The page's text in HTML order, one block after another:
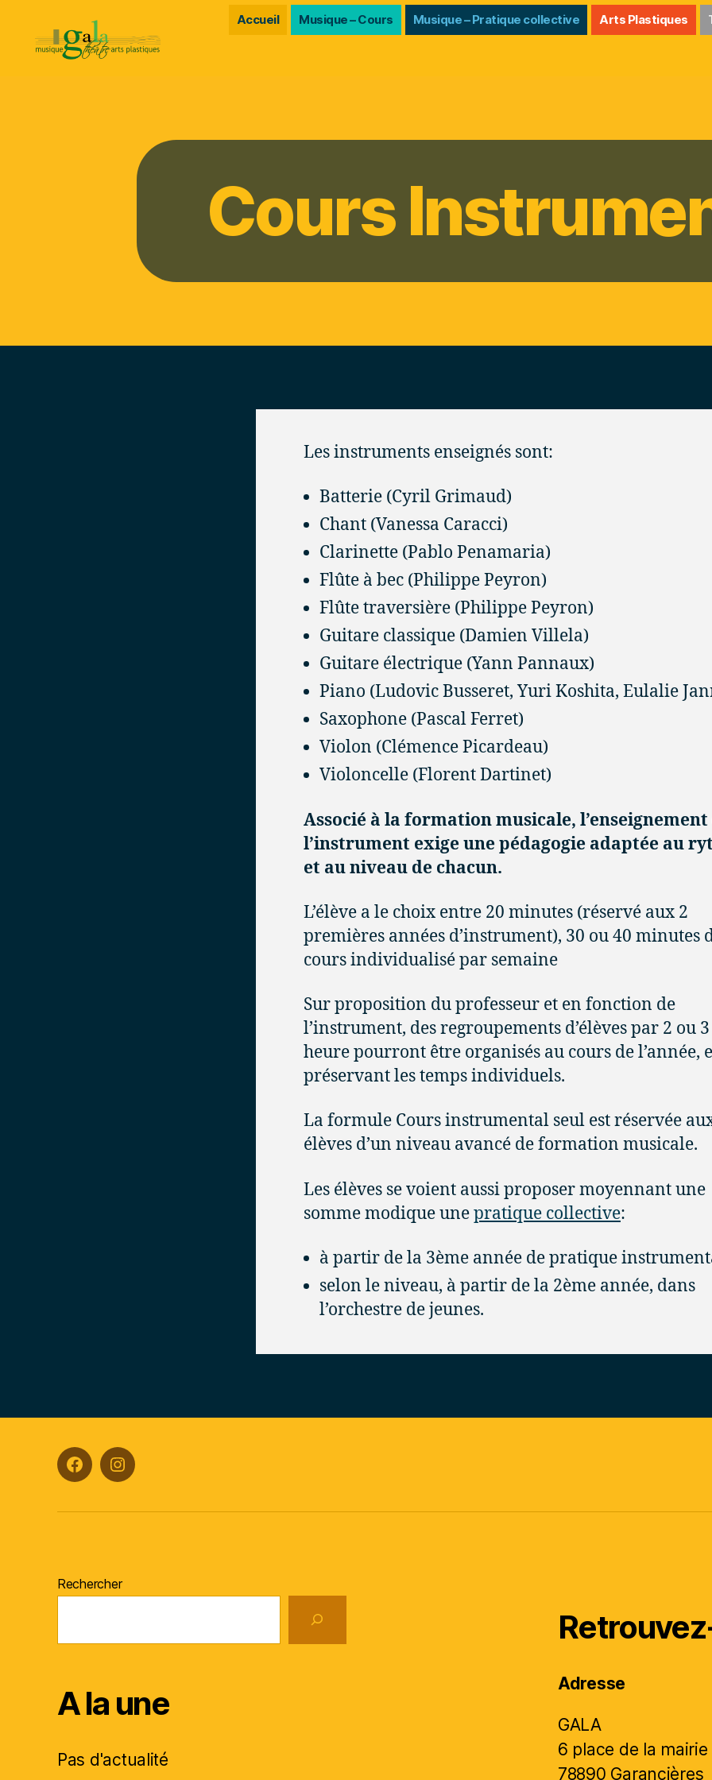
Accueil Musique – Cours Musique – Pratique collective Arts Plastiques
Cours
Les instruments enseignés sont:
Batterie (Cyril Grimaud)
Chant (Vanessa Caracci)
Clarinette (Pablo Penamaria)
Flûte à bec (Philippe Peyron)
Flûte traversière (Philippe Peyron)
Guitare classique (Damien Villela)
Guitare électrique (Yann Pannaux)
Piano (Ludovic Busseret, Yuri Koshita, Eulalie
Saxophone (Pascal Ferret)
Violon (Clémence Picardeau)
Violoncelle (Florent Dartinet)
Associé à la formation musicale, l’enseignement
l’instrument exige une pédagogie adaptée au
et au niveau de chacun.
L’élève a le choix entre 20 minutes (réservé aux 2
premières années d’instrument), 30 ou 40 minutes
cours individualisé par semaine
Sur proposition du professeur et en fonction de
l’instrument, des regroupements d’élèves par 2 ou
heure pourront être organisés au cours de l’année,
préservant les temps individuels.
La formule Cours instrumental seul est réservée
élèves d’un niveau avancé de formation musicale.
Les élèves se voient aussi proposer moyennant une
somme modique unepratique collective:
à partir de la 3ème année de pratique
selon le niveau, à partir de la 2ème année, dans
l’orchestre de jeunes.
FacebookInstagram
Rechercher
A la une
Pas d'actualité
Adresse
GALA
6 place de la mairie
78890 Garancières